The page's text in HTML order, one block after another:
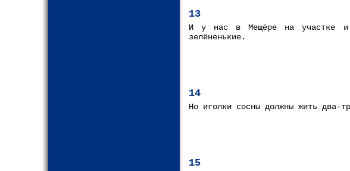
13
И у нас в Мещёре на участке и
зелёненькие.
14
Но иголки сосны должны жить два-
15